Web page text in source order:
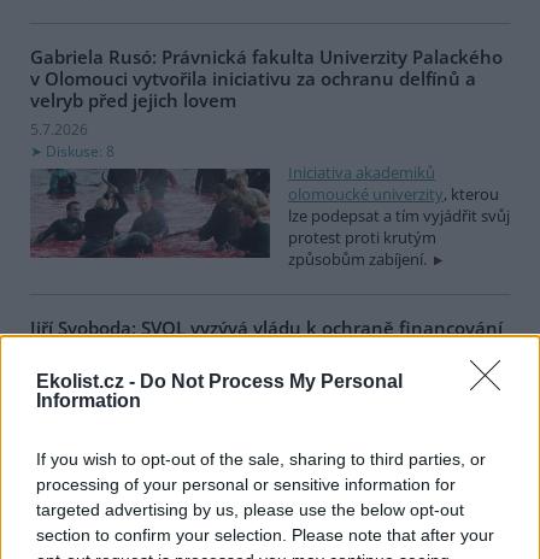
Ekolist.cz - Do Not Process My Personal
Information
If you wish to opt-out of the sale, sharing to third parties, or
processing of your personal or sensitive information for
targeted advertising by us, please use the below opt-out
section to confirm your selection. Please note that after your
Gabriela Rusó: Právnická fakulta Univerzity Palackého
v Olomouci vytvořila iniciativu za ochranu delfínů a
velryb před jejich lovem
5.7.2026
Diskuse: 8
Iniciativa akademiků
olomoucké univerzity, kterou
lze podepsat a tím vyjádřit svůj
protest proti krutým
způsobům zabíjení.
Jiří Svoboda: SVOL vyzývá vládu k ochraně financování
rozpočtu EU
4.7.2026
soukromých a církevních lesů
v ČR (SVOL) se obrátilo na
vládu České republiky s
výzvou, aby do české pozice
pro jednání o víceletém finančním rámci Evropské unie na období